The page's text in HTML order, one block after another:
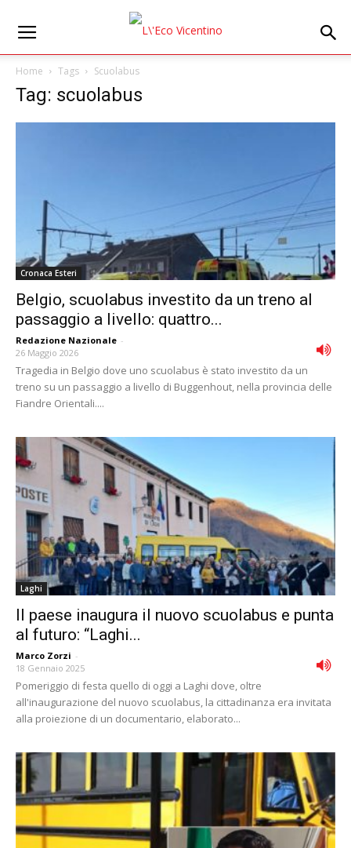
Home Tags Scuolabus
Tag: scuolabus
Cronaca Esteri
Belgio, scuolabus investito da un treno al
passaggio a livello: quattro...
Redazione Nazionale -
26 Maggio 2026
Tragedia in Belgio dove uno scuolabus è stato investito da un
treno su un passaggio a livello di Buggenhout, nella provincia delle
Fiandre Orientali....
Laghi
Il paese inaugura il nuovo scuolabus e punta
al futuro: “Laghi...
Marco Zorzi -
18 Gennaio 2025
Pomeriggio di festa quello di oggi a Laghi dove, oltre
all'inaugurazione del nuovo scuolabus, la cittadinanza era invitata
alla proiezione di un documentario, elaborato...